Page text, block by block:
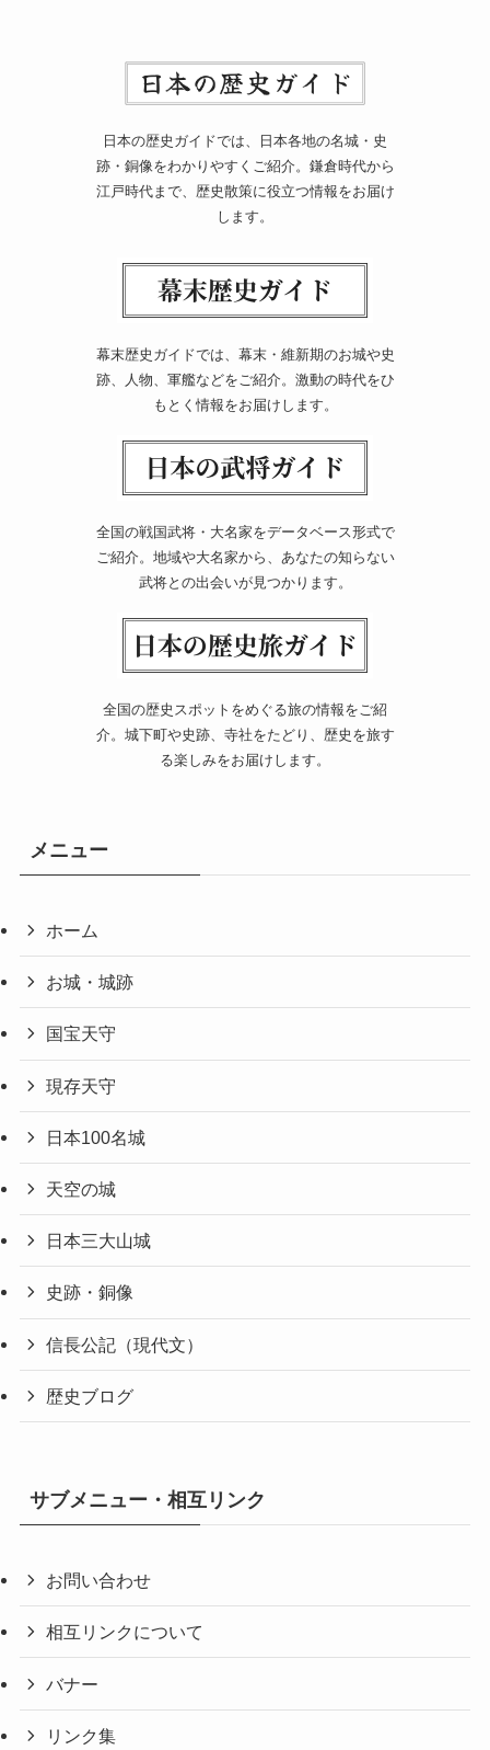
日本の歴史ガイドでは、日本各地の名城・史
跡・銅像をわかりやすくご紹介。鎌倉時代から
江戸時代まで、歴史散策に役立つ情報をお届け
します。
幕末歴史ガイドでは、幕末・維新期のお城や史
跡、人物、軍艦などをご紹介。激動の時代をひ
もとく情報をお届けします。
全国の戦国武将・大名家をデータベース形式で
ご紹介。地域や大名家から、あなたの知らない
武将との出会いが見つかります。
全国の歴史スポットをめぐる旅の情報をご紹
介。城下町や史跡、寺社をたどり、歴史を旅す
る楽しみをお届けします。
メニュー
ホーム
お城・城跡
国宝天守
現存天守
日本100名城
天空の城
日本三大山城
史跡・銅像
信長公記（現代文）
歴史ブログ
サブメニュー・相互リンク
お問い合わせ
相互リンクについて
バナー
リンク集